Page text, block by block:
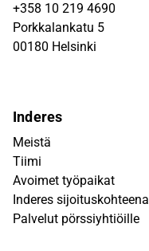
+358 10 219 4690
Porkkalankatu 5
00180 Helsinki
Inderes
Meistä
Tiimi
Avoimet työpaikat
Inderes sijoituskohteena
Palvelut pörssiyhtiöille